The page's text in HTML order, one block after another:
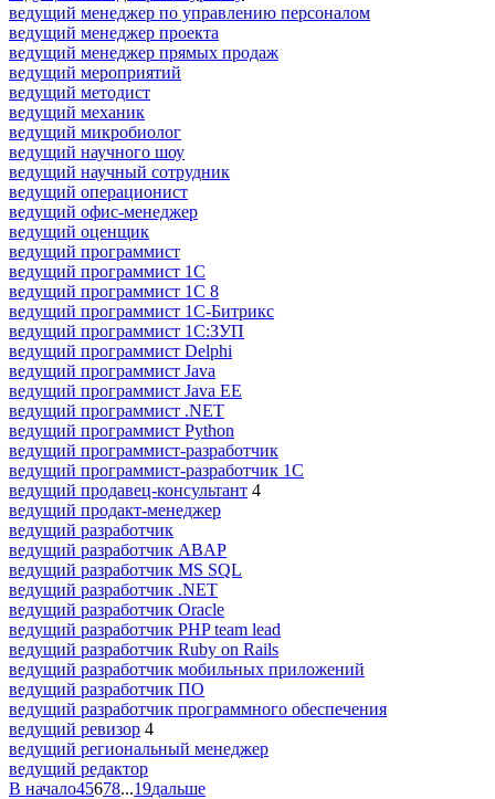
ведущий менеджер по управлению персоналом
ведущий менеджер проекта
ведущий менеджер прямых продаж
ведущий мероприятий
ведущий методист
ведущий механик
ведущий микробиолог
ведущий научного шоу
ведущий научный сотрудник
ведущий операционист
ведущий офис-менеджер
ведущий оценщик
ведущий программист
ведущий программист 1C
ведущий программист 1С 8
ведущий программист 1С-Битрикс
ведущий программист 1С:ЗУП
ведущий программист Delphi
ведущий программист Java
ведущий программист Java EE
ведущий программист .NET
ведущий программист Python
ведущий программист-разработчик
ведущий программист-разработчик 1С
ведущий продавец-консультант 4
ведущий продакт-менеджер
ведущий разработчик
ведущий разработчик ABAP
ведущий разработчик MS SQL
ведущий разработчик .NET
ведущий разработчик Oracle
ведущий разработчик PHP team lead
ведущий разработчик Ruby on Rails
ведущий разработчик мобильных приложений
ведущий разработчик ПО
ведущий разработчик программного обеспечения
ведущий ревизор 4
ведущий региональный менеджер
ведущий редактор
В начало45678...19дальше